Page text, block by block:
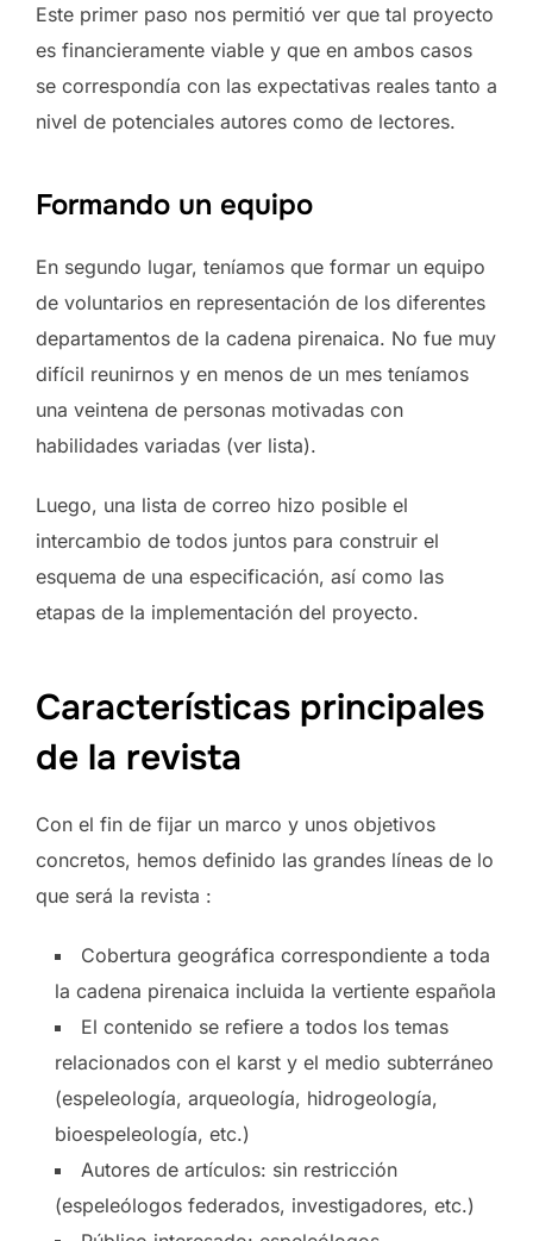
Este primer paso nos permitió ver que tal proyecto
es financieramente viable y que en ambos casos
se correspondía con las expectativas reales tanto a
nivel de potenciales autores como de lectores.
Formando un equipo
En segundo lugar, teníamos que formar un equipo
de voluntarios en representación de los diferentes
departamentos de la cadena pirenaica. No fue muy
difícil reunirnos y en menos de un mes teníamos
una veintena de personas motivadas con
habilidades variadas (ver lista).
Luego, una lista de correo hizo posible el
intercambio de todos juntos para construir el
esquema de una especificación, así como las
etapas de la implementación del proyecto.
Características principales
de la revista
Con el fin de fijar un marco y unos objetivos
concretos, hemos definido las grandes líneas de lo
que será la revista :
Cobertura geográfica correspondiente a toda
la cadena pirenaica incluida la vertiente española
El contenido se refiere a todos los temas
relacionados con el karst y el medio subterráneo
(espeleología, arqueología, hidrogeología,
bioespeleología, etc.)
Autores de artículos: sin restricción
(espeleólogos federados, investigadores, etc.)